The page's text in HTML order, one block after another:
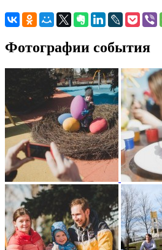
Фотографии события